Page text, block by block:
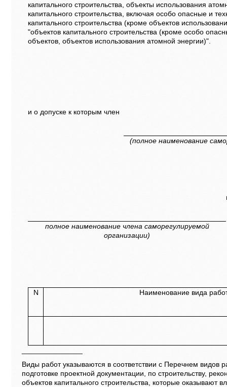
капитального строительства, объекты использования
капитального строительства, включая особо опасные и
капитального строительства (кроме объектов
"объектов капитального строительства (кроме особо
объектов, объектов использования атомной энергии)".
и о допуске к которым член
(полное наименование
полное наименование члена саморегулируемой
организации)
N Наименование вида
Виды работ указываются в соответствии с Перечнем
подготовке проектной документации, по строительству,
объектов капитального строительства, которые оказывают